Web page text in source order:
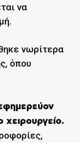
να
νωρίτερα
όπου
χειρουργείο.